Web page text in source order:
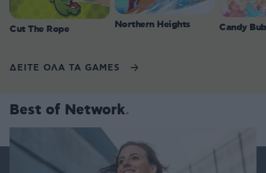
Cut The Rope Northern Heights Candy
ΔΕΙΤΕ ΟΛΑ ΤΑ GAMES
Best of Network